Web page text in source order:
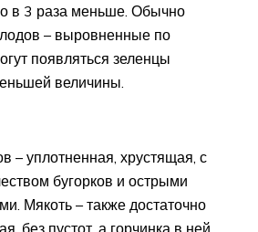
в 3 раза меньше. Обычно
– выровненные по
появляться зеленцы
величины.
– уплотненная, хрустящая, с
бугорков и острыми
Мякоть – также достаточно
без пустот, а горчинка в ней